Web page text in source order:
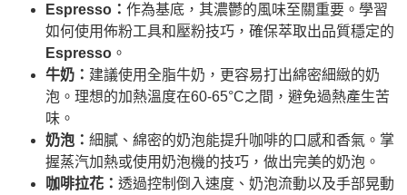
Espresso： 作為基底，其濃鬱的風味至關重要。學習
如何使用佈粉工具和壓粉技巧，確保萃取出品質穩定的
Espresso 。
牛奶： 建議使用全脂牛奶，更容易打出綿密細緻的奶
泡。理想的加熱溫度在60-65°C之間，避免過熱產生苦
味。
奶泡： 細膩、綿密的奶泡能提升咖啡的口感和香氣。掌
握蒸汽加熱或使用奶泡機的技巧，做出完美的奶泡。
咖啡拉花： 透過控制倒入速度、奶泡流動以及手部晃動